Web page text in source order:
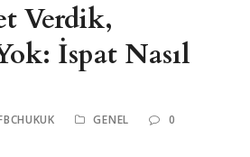
Verdik,
İspat Nasıl
GENEL 0